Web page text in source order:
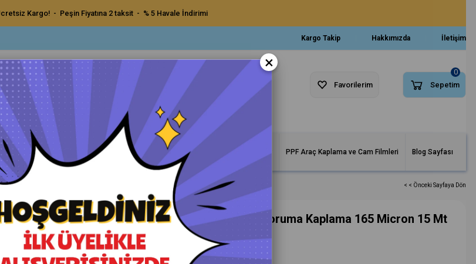
Kargo! - Peşin Fiyatına 2 taksit - % 5 Havale İndirimi
Kargo Takip Hakkımızda İletişim
Sepetim
0
Favorilerim
Dış Bakım Ürünleri Uygulama Pedleri ve Bezler Aksesuarlar ve Makineler PPF Araç Kaplama ve Cam Filmleri Blog Sayfası
H200 PPF-TPH Şeffaf Araç Boya Koruma Kaplama 165 Micron 15 Mt < < Önceki Sayfaya Dön
KPAL H200 PPF-TPH Şeffaf Araç Boya Koruma Kaplama 165 Micron 15 Mt
₺0,00
Havale ile Ödeme
₺0,00
×